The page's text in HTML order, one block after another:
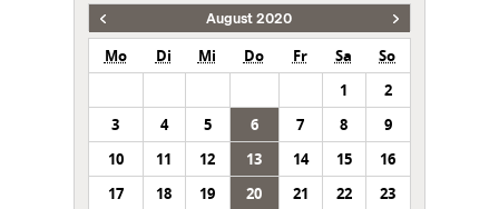
August 2020
Mo Di Mi Do Fr Sa
So
1
2
3
4 5 6 7 8
9
10
11 12 13 14 15
16
17
18 19 20 21 22
23